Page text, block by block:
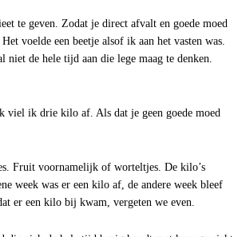
te geven. Zodat je direct afvalt en goede moed
voelde een beetje alsof ik aan het vasten was.
de hele tijd aan die lege maag te denken.
viel ik drie kilo af. Als dat je geen goede moed
Fruit voornamelijk of worteltjes. De kilo’s
week was er een kilo af, de andere week bleef
er een kilo bij kwam, vergeten we even.